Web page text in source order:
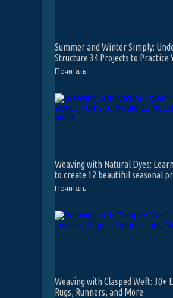
Summer and Winter Simply:
Structure 34 Projects to Practice
Почитать
Weaving with Natural Dyes:
to create 12 beautiful seasonal
Почитать
Weaving with Clasped Weft: 30+
Rugs, Runners, and More